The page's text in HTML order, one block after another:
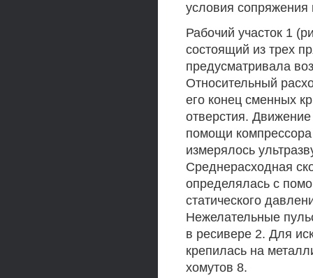
условия сопряжения
Рабочий участок 1
состоящий из трех
предусматривала
Относительный
его конец сменных
отверстия.
помощи
измерялось
Среднерасходная
определялась с
статического
Нежелательные
в ресивере 2. Для
крепилась на
хомутов 8.